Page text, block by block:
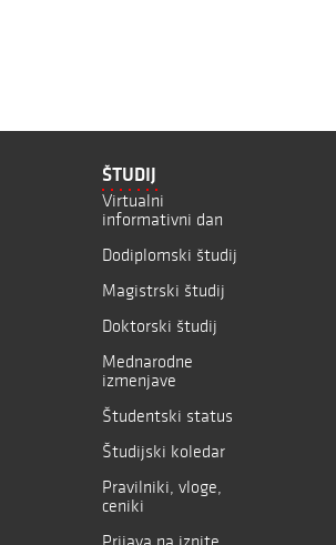
ŠTUDIJ
Virtualni
informativni dan
Dodiplomski študij
Magistrski študij
Doktorski študij
Mednarodne
izmenjave
Študentski status
Študijski koledar
Pravilniki, vloge,
ceniki